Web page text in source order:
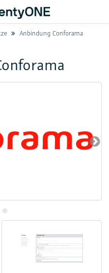
Anbindung Conforama